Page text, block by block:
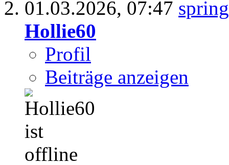
01.03.2026, 07:47
Hollie60
Profil
Beiträge anzeigen